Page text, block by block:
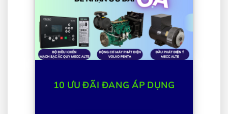
10 ƯU ĐÃI ĐANG ÁP DỤNG